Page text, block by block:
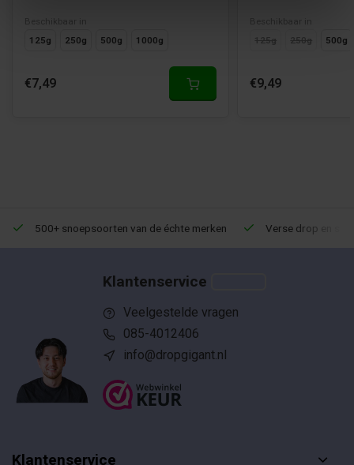
Beschikbaar in
125g
250g 500g 1000g
€7,49
125g
250g 500g
€9,49
500+ snoepsoorten van de échte merken Verse drop en
Klantenservice
Veelgestelde vragen
085-4012406
info@dropgigant.nl
Klantenservice